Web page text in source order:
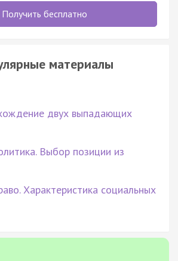
Получить бесплатно
материалы
двух выпадающих
Выбор позиции из
Характеристика социальных